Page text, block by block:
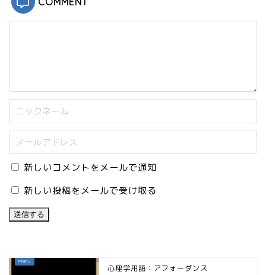
新しいコメントをメールで通知
新しい投稿をメールで受け取る
心理学用語：アフォーダンス